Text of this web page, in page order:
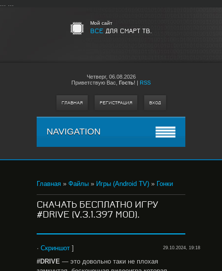
... ...
Мой сайт
ВСЕ ДЛЯ СМАРТ ТВ.
Четверг, 06.08.2026
Приветствую Вас Гость! | RSS
ГЛАВНАЯ РЕГИСТРАЦИЯ ВХОД
NAVIGATION
Главная » Файлы » Игры (Android TV) » Гонки
СКАЧАТЬ БЕСПЛАТНО ИГРУ
#DRIVE (V.3.1.397 MOD).
· Скриншот ] 29.10.2024, 19:18
#DRIVE — это довольно таки не плохая